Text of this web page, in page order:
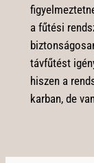
a fűtési
távfűtést
hiszen a
karban, de